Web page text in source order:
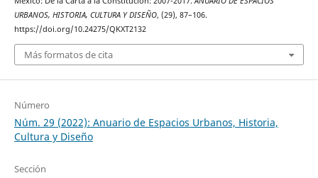
URBANOS, HISTORIA, CULTURA Y DISEÑO, (29), 87–106.
https://doi.org/10.24275/QKXT2132
Más formatos de cita
Número
Núm. 29 (2022): Anuario de Espacios Urbanos, Historia,
Cultura y Diseño
Sección